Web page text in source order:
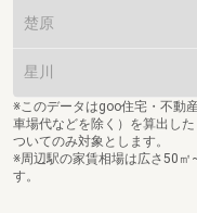
楚原
星川
※このデータはgoo住宅・不動
車場代などを除く）を算出し
ついてのみ対象とします。
※周辺駅の家賃相場は広さ50
す。